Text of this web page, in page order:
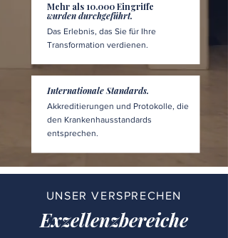
Mehr als 10.000 Eingriffe
wurden durchgeführt.
Das Erlebnis, das Sie für Ihre
Transformation verdienen.
Internationale Standards.
Akkreditierungen und Protokolle, die
den Krankenhausstandards
entsprechen.
UNSER VERSPRECHEN
Exzellenzbereiche